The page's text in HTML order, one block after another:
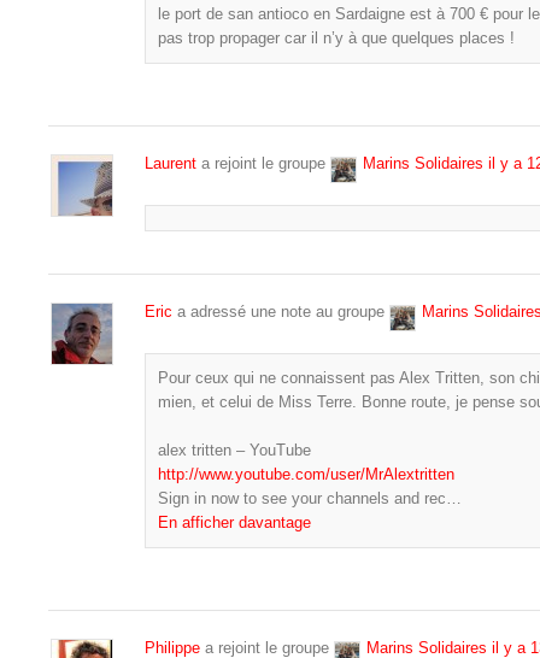
le port de san antioco en Sardaigne est à 700 € pour
pas trop propager car il n’y à que quelques places !
Laurent a rejoint le groupe Marins Solidaires il y a
Eric a adressé une note au groupe Marins
Pour ceux qui ne connaissent pas Alex Tritten, son
mien, et celui de Miss Terre. Bonne route, je pense
alex tritten – YouTube
http://www.youtube.com/user/MrAlextritten
Sign in now to see your channels and rec…
En afficher davantage
Philippe a rejoint le groupe Marins Solidaires il y a